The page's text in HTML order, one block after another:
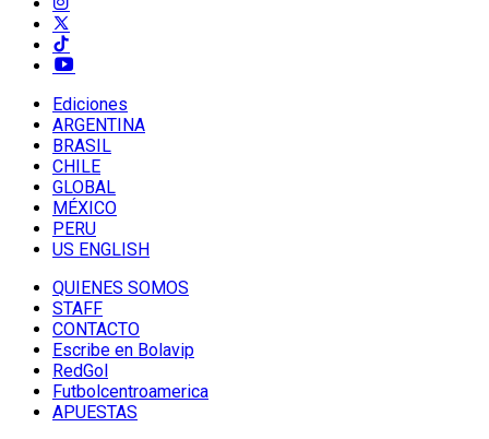
Ediciones
ARGENTINA
BRASIL
CHILE
GLOBAL
MÉXICO
PERU
US ENGLISH
QUIENES SOMOS
STAFF
CONTACTO
Escribe en Bolavip
RedGol
Futbolcentroamerica
APUESTAS